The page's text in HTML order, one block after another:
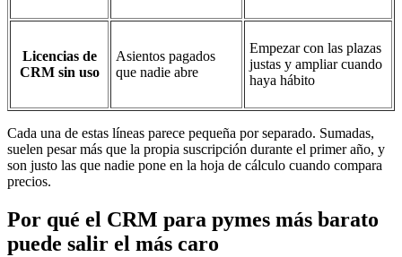
Licencias de
CRM sin uso
Asientos pagados
que nadie abre
Empezar con las plazas
justas y ampliar cuando
haya hábito
Cada una de estas líneas parece pequeña por separado. Sumadas,
suelen pesar más que la propia suscripción durante el primer año, y
son justo las que nadie pone en la hoja de cálculo cuando compara
precios.
Por qué el CRM para pymes más barato
puede salir el más caro